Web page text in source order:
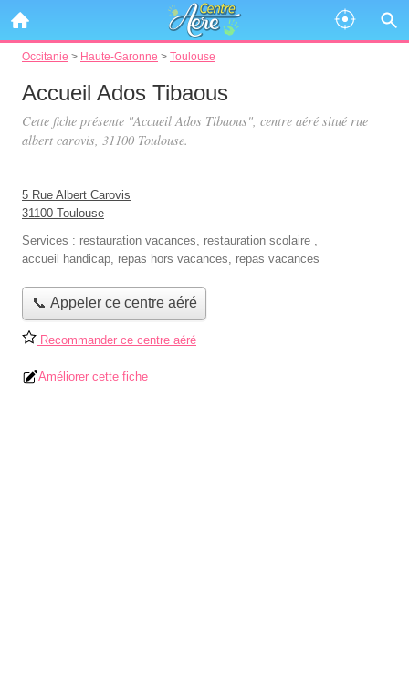
Occitanie > Haute-Garonne > Toulouse
Accueil Ados Tibaous
Cette fiche présente "Accueil Ados Tibaous", centre aéré situé rue
albert carovis, 31100 Toulouse.
5 Rue Albert Carovis
31100 Toulouse
Services : restauration vacances, restauration scolaire ,
accueil handicap, repas hors vacances, repas vacances
📞 Appeler ce centre aéré
Recommander ce centre aéré
Améliorer cette fiche